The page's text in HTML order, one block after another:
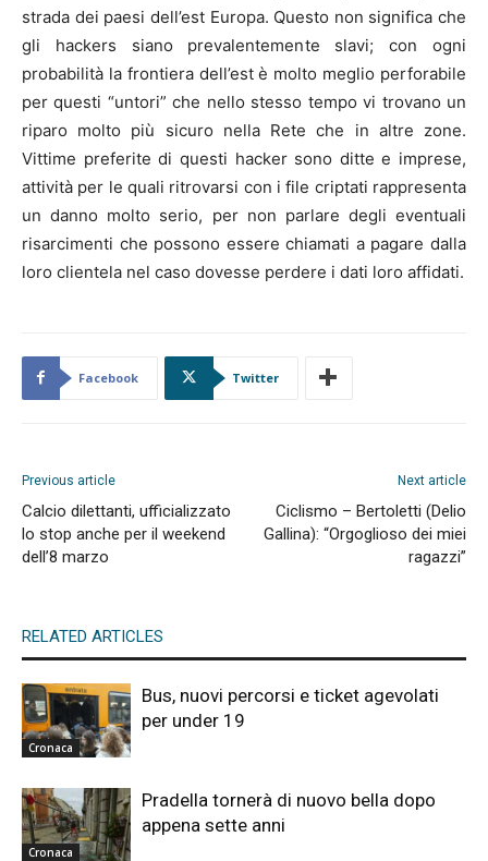
strada dei paesi dell’est Europa. Questo non significa che
gli hackers siano prevalentemente slavi; con ogni
probabilità la frontiera dell’est è molto meglio perforabile
per questi “untori” che nello stesso tempo vi trovano un
riparo molto più sicuro nella Rete che in altre zone.
Vittime preferite di questi hacker sono ditte e imprese,
attività per le quali ritrovarsi con i file criptati rappresenta
un danno molto serio, per non parlare degli eventuali
risarcimenti che possono essere chiamati a pagare dalla
loro clientela nel caso dovesse perdere i dati loro affidati.
Facebook Twitter
Previous article
Calcio dilettanti, ufficializzato
lo stop anche per il weekend
dell’8 marzo
Next article
Ciclismo – Bertoletti (Delio
Gallina): “Orgoglioso dei miei
ragazzi”
RELATED ARTICLES
Cronaca
Bus, nuovi percorsi e ticket agevolati
per under 19
Cronaca
Pradella tornerà di nuovo bella dopo
appena sette anni